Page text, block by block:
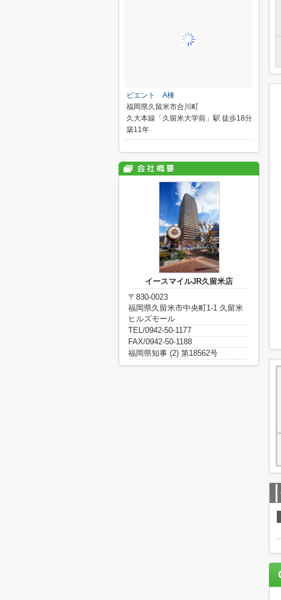
ビエント A棟
福岡県久留米市合川町
久大本線「久留米大学前」駅 徒歩18分
築11年
イースマイルJR久留米店
〒830-0023
福岡県久留米市中央町1-1 久留米
ヒルズモール
TEL/0942-50-1177
FAX/0942-50-1188
福岡県知事 (2) 第18562号